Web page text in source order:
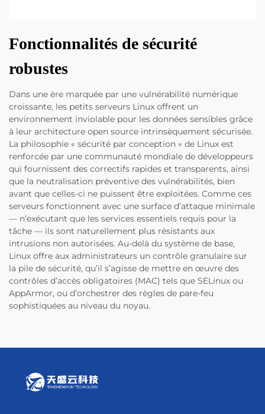
Fonctionnalités de sécurité
robustes
Dans une ère marquée par une vulnérabilité numérique
croissante, les petits serveurs Linux offrent un
environnement inviolable pour les données sensibles grâce
à leur architecture open source intrinsèquement sécurisée.
La philosophie « sécurité par conception » de Linux est
renforcée par une communauté mondiale de développeurs
qui fournissent des correctifs rapides et transparents, ainsi
que la neutralisation préventive des vulnérabilités, bien
avant que celles-ci ne puissent être exploitées. Comme ces
serveurs fonctionnent avec une surface d’attaque minimale
— n’exécutant que les services essentiels requis pour la
tâche — ils sont naturellement plus résistants aux
intrusions non autorisées. Au-delà du système de base,
Linux offre aux administrateurs un contrôle granulaire sur
la pile de sécurité, qu’il s’agisse de mettre en œuvre des
contrôles d’accès obligatoires (MAC) tels que SELinux ou
AppArmor, ou d’orchestrer des règles de pare-feu
sophistiquées au niveau du noyau.